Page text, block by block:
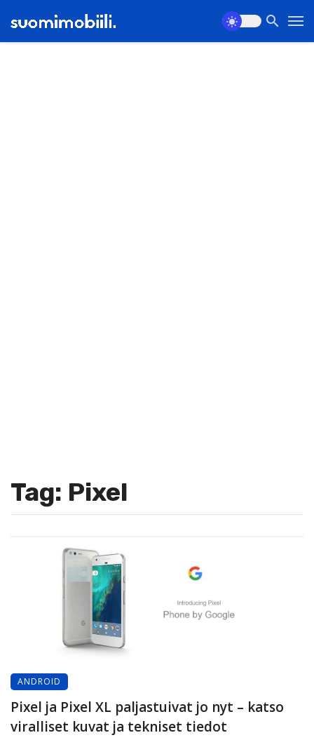
Tag: Pixel
ANDROID
Pixel ja Pixel XL paljastuivat jo nyt – katso
viralliset kuvat ja tekniset tiedot